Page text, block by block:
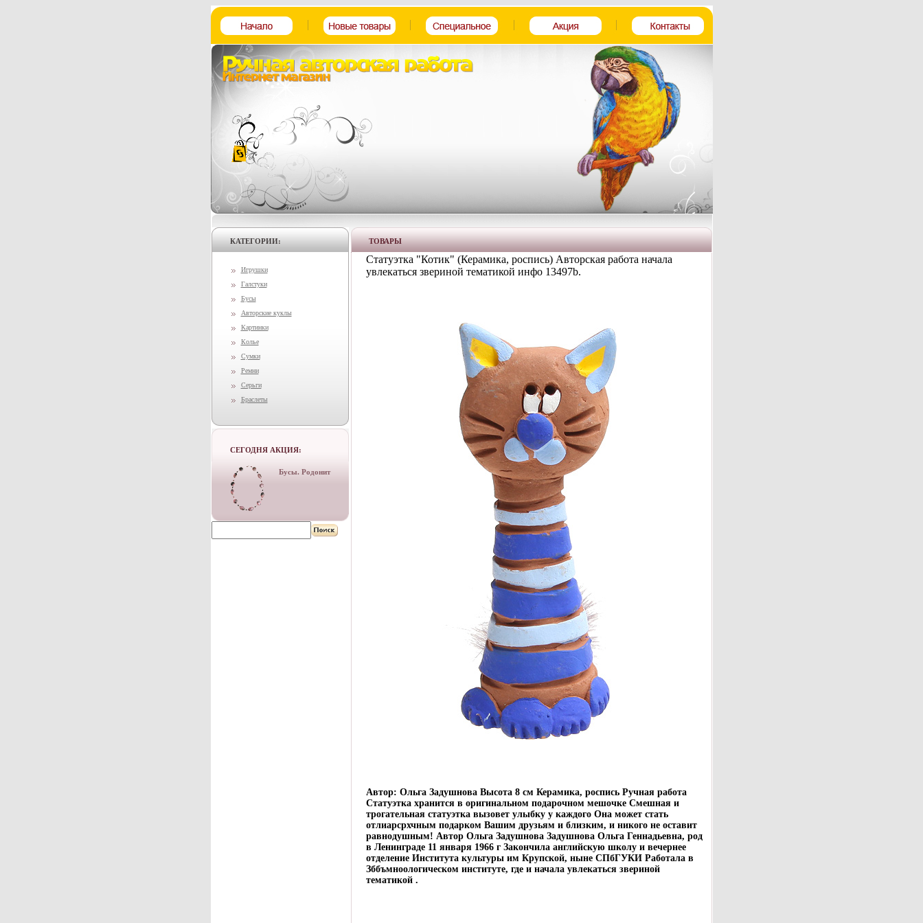
КАТЕГОРИИ:
Игрушки
Галстуки
Бусы
Авторские куклы
Картинки
Колье
Сумки
Ремни
Серьги
Браслеты
СЕГОДНЯ АКЦИЯ:
Бусы. Родонит
ТОВАРЫ
Статуэтка "Котик" (Керамика, роспись) Авторская работа начала
увлекаться звериной тематикой инфо 13497b.
Автор: Ольга Задушнова Высота 8 см Керамика, роспись Ручная работа
Статуэтка хранится в оригинальном подарочном мешочке Смешная и
трогательная статуэтка вызовет улыбку у каждого Она может стать
отлиарсрхчным подарком Вашим друзьям и близким, и никого не оставит
равнодушным! Автор Ольга Задушнова Задушнова Ольга Геннадьевна, род
в Ленинграде 11 января 1966 г Закончила английскую школу и вечернее
отделение Института культуры им Крупской, ныне СПбГУКИ Работала в
Зббъмноологическом институте, где и начала увлекаться звериной
тематикой .